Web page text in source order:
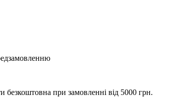
при замовленні від 5000 грн.